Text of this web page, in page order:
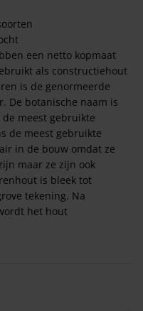
een netto kopmaat
als constructiehout
is de genormeerde
De botanische naam is
meest gebruikte
de meest gebruikte
in de bouw omdat ze
maar ze zijn ook
is bleek tot
tekening. Na
het hout
22x75 Geschaafd
hebben een kopmaat van